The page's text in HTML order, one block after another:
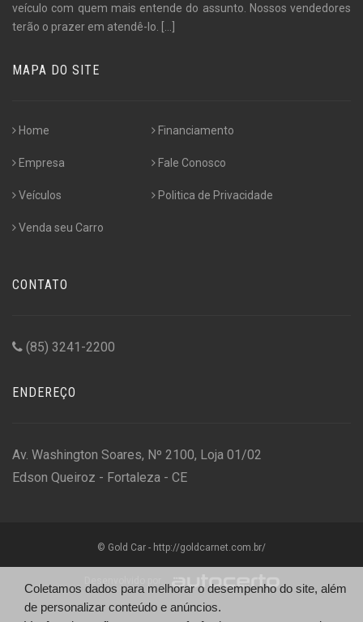
veículo com quem mais entende do assunto. Nossos vendedores
terão o prazer em atendê-lo.
MAPA DO SITE
Home
Empresa
Veículos
Venda seu Carro
Financiamento
Fale Conosco
Politica de Privacidade
CONTATO
(85) 3241-2200
ENDEREÇO
Av. Washington Soares, Nº 2100, Loja 01/02
Edson Queiroz - Fortaleza - CE
© Gold Car - http://goldcarnet.com.br/
Coletamos dados para melhorar o desempenho do site, além
de personalizar conteúdo e anúncios.